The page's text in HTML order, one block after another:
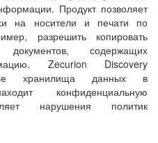
Продукт позволяет
на носители и печати по
разрешить копировать
содержащих
Zecurion Discovery
хранилища данных в
конфиденциальную
нарушения политик